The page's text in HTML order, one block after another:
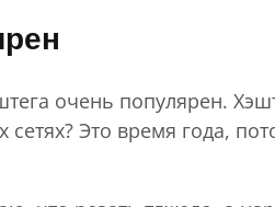
очень популярен.
Это время года,